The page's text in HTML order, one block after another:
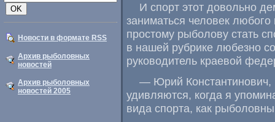
Новости в формате RSS
Архив рыболовных
новостей
Архив рыболовных
новостей 2005
И спорт этот довольно
заниматься человек
простому рыболову стать
в нашей рубрике любезно
руководитель краевой
— Юрий Константинович,
удивляются, когда я
вида спорта, как